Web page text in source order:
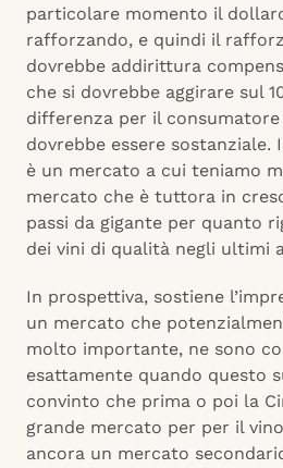
particolare momento il
rafforzando, e quindi il
dovrebbe addirittura
che si dovrebbe aggirare sul
differenza per il
dovrebbe essere sostanziale.
è un mercato a cui teniamo
mercato che è tuttora in
passi da gigante per quanto
dei vini di qualità negli ultimi
In prospettiva, sostiene
un mercato che
molto importante, ne sono
esattamente quando questo
convinto che prima o poi la
grande mercato per per il
ancora un mercato